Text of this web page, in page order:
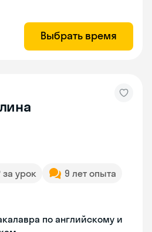
Выбрать время
за урок
9 лет опыта
по английскому и